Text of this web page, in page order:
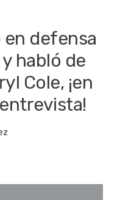
en defensa
habló de
Cole, ¡en